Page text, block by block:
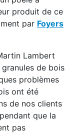
produit de ce
par Foyers
Lambert
de bois
problèmes
ont été
de nos clients
que la
pas